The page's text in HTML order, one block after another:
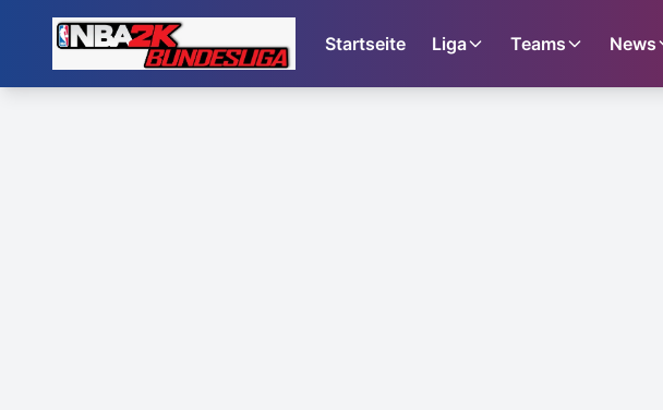
Startseite Liga Teams News